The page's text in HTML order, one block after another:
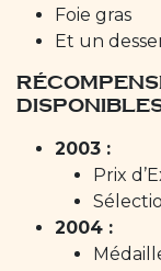
Foie gras
Et un
2003 :
Prix
2004 :